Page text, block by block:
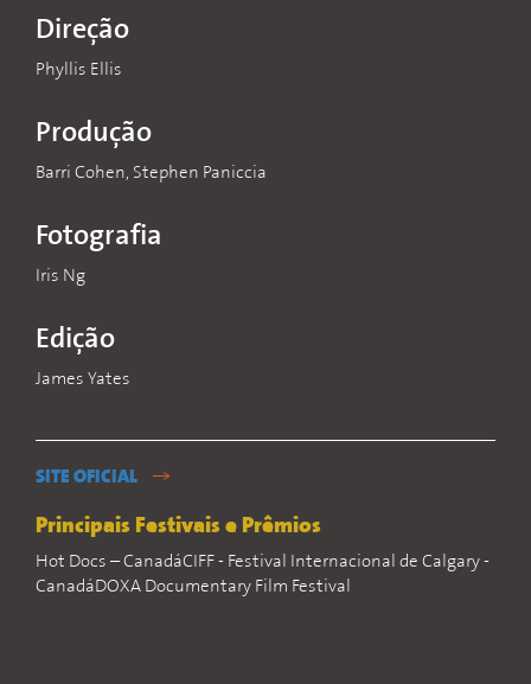
Direção
Phyllis Ellis
Produção
Barri Cohen, Stephen Paniccia
Fotografia
Iris Ng
Edição
James Yates
SITE OFICIAL
Principais Festivais e Prêmios
Hot Docs – CanadáCIFF - Festival Internacional de Calgary -
CanadáDOXA Documentary Film Festival